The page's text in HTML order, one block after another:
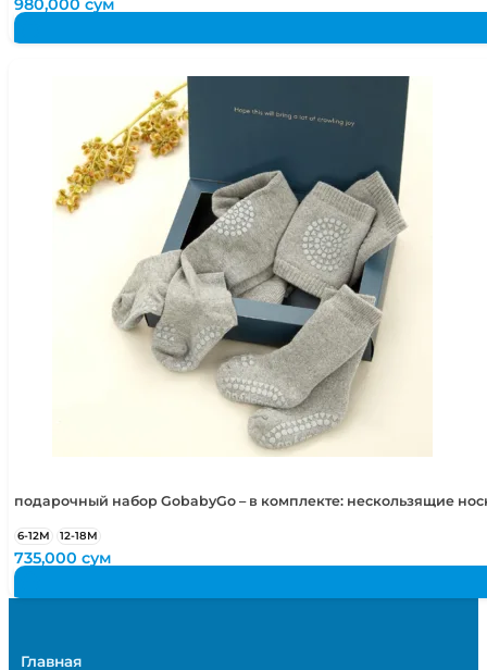
980,000сум
подарочный набор GobabyGo – в комплекте: нескользящие
6-12М 12-18М
735,000сум
Главная